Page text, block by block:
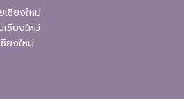
ชียงใหม่
ชียงใหม่
ยงใหม่